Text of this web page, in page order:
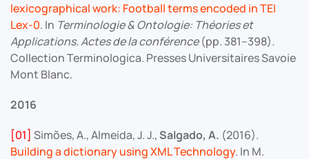
lexicographical work: Football terms encoded in TEI
Lex-0. In Terminologie & Ontologie: Théories et
Applications. Actes de la conférence(pp. 381–398).
Collection Terminologica. Presses Universitaires Savoie
Mont Blanc.
2016
[01] Simões, A., Almeida, J. J., Salgado, A. (2016).
Building a dictionary using XML Technology. In M.